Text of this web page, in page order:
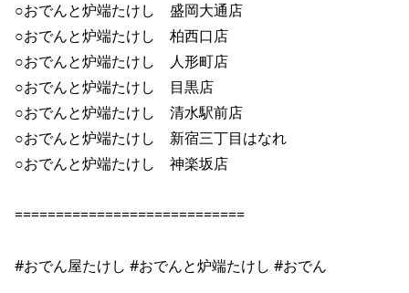
○おでんと炉端たけし　盛岡大通店
○おでんと炉端たけし　柏西口店
○おでんと炉端たけし　人形町店
○おでんと炉端たけし　目黒店
○おでんと炉端たけし　清水駅前店
○おでんと炉端たけし　新宿三丁目はなれ
○おでんと炉端たけし　神楽坂店
============================
#おでん屋たけし #おでんと炉端たけし #おでん